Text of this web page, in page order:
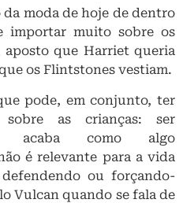
moda de hoje de dentro
importar muito sobre os
aposto que Harriet queria
os Flintstones vestiam.
pode, em conjunto, ter
as crianças: ser
acaba como algo
é relevante para a vida
ou forçando-
Vulcan quando se fala de